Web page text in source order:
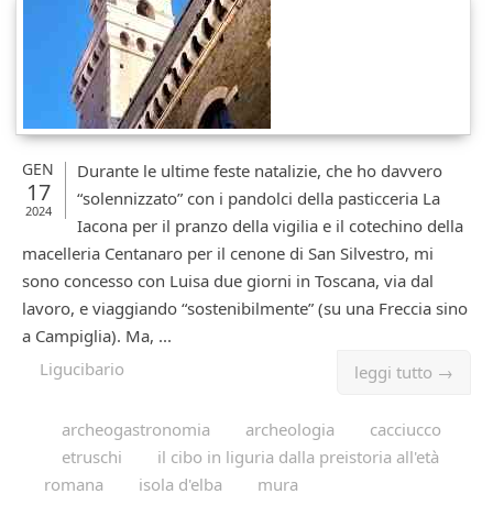
GEN
17
2024
Durante le ultime feste natalizie, che ho davvero
“solennizzato” con i pandolci della pasticceria La
Iacona per il pranzo della vigilia e il cotechino della
macelleria Centanaro per il cenone di San Silvestro, mi
sono concesso con Luisa due giorni in Toscana, via dal
lavoro, e viaggiando “sostenibilmente” (su una Freccia sino
a Campiglia). Ma, ...
leggi tutto →
Ligucibario
archeogastronomia archeologia
cacciucco
etruschi
il cibo in liguria dalla preistoria all'età
romana
isola d'elba
mura